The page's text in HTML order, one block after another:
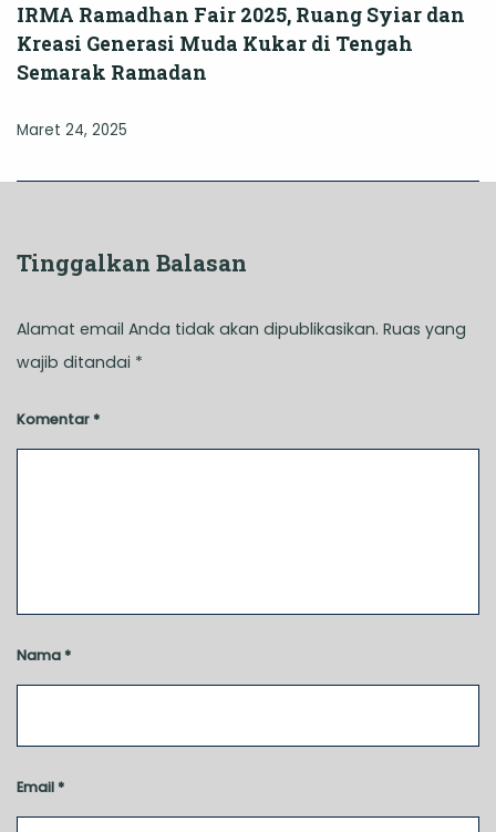
IRMA Ramadhan Fair 2025, Ruang Syiar dan
Kreasi Generasi Muda Kukar di Tengah
Semarak Ramadan
Maret 24, 2025
Tinggalkan Balasan
Alamat email Anda tidak akan dipublikasikan. Ruas yang
wajib ditandai *
Komentar *
Nama *
Email *